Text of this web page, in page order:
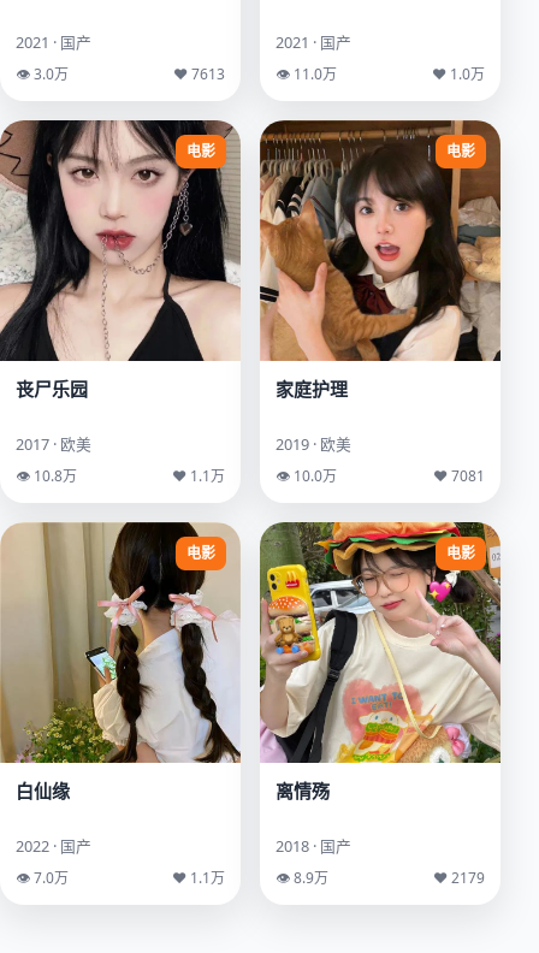
2021 · 国产
👁 3.0万 ♥ 7613
2021 · 国产
👁 11.0万 ♥ 1.0万
电影
丧尸乐园
2017 · 欧美
👁 10.8万 ♥ 1.1万
电影
家庭护理
2019 · 欧美
👁 10.0万 ♥ 7081
电影
白仙缘
2022 · 国产
👁 7.0万 ♥ 1.1万
电影
离情殇
2018 · 国产
👁 8.9万 ♥ 2179